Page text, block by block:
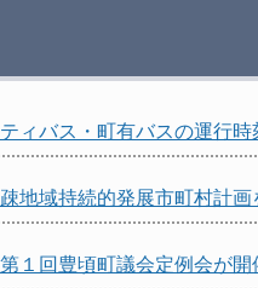
ィバス・町有バスの運行時
地域持続的発展市町村計画
１回豊頃町議会定例会が開